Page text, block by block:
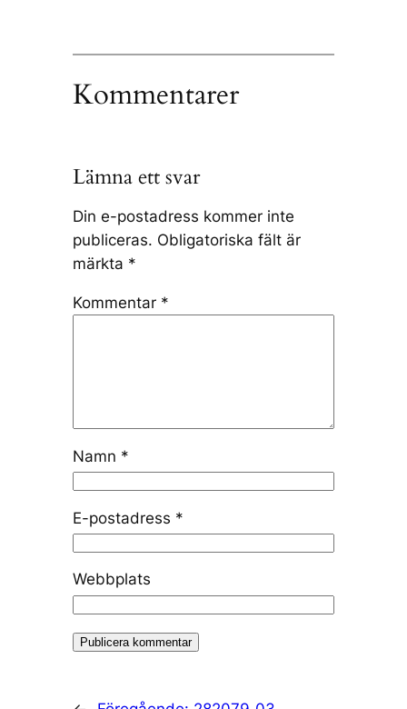
Kommentarer
Lämna ett svar
Din e-postadress kommer inte
publiceras. Obligatoriska fält är
märkta *
Kommentar *
Namn *
E-postadress *
Webbplats